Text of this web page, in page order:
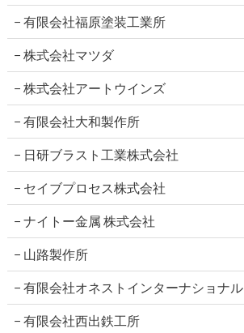
有限会社福原塗装工業所
株式会社マツダ
株式会社アートウインズ
有限会社大和製作所
日研ブラスト工業株式会社
セイブプロセス株式会社
ナイトー金属 株式会社
山路製作所
有限会社オネストインターナショナル
有限会社西出鉄工所